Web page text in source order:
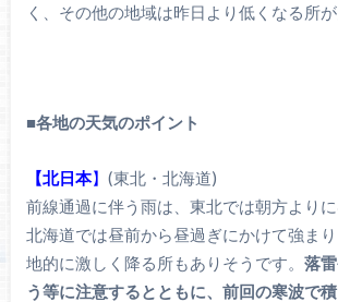
く、その他の地域は昨日より低くなる所が
■各地の天気のポイント
【北日本】 (東北・北海道)
前線通過に伴う雨は、東北では朝方よりに
北海道では昼前から昼過ぎにかけて強ま
地的に激しく降る所もありそうです。 落
う等に注意するとともに、前回の寒波で